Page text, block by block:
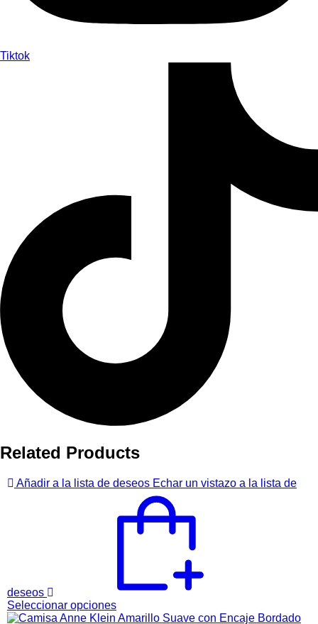
Tiktok
Related Products
Añadir a la lista de deseos Echar un vistazo a la lista de
deseos
Seleccionar opcionesEste
producto